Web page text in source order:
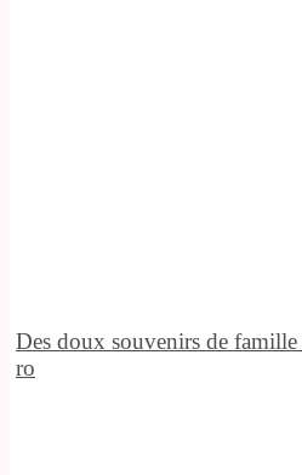
Des doux souvenirs de
ro